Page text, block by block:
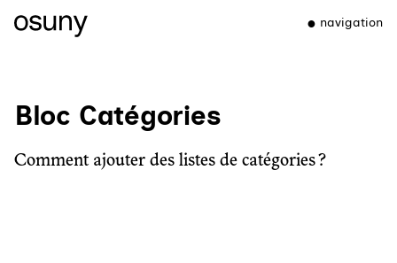
navigation
Bloc Catégories
Comment ajouter des listes de catégories ?